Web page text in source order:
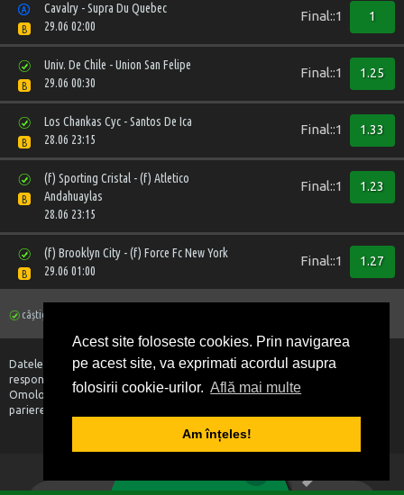
Acest site foloseste cookies. Prin navigarea
pe acest site, va exprimati acordul asupra
folosirii cookie-urilor. Află mai multe
Am înțeles!
B
Cavalry - Supra Du Quebec
29.06 02:00
Final::1 1
B
Univ. De Chile - Union San Felipe
29.06 00:30
Final::1 1.25
B
Los Chankas Cyc - Santos De Ica
28.06 23:15
Final::1 1.33
B
(f) Sporting Cristal - (f) Atletico
Andahuaylas
28.06 23:15
Final::1 1.23
B
(f) Brooklyn City - (f) Force Fc New York
29.06 01:00
Final::1 1.27
câștigător
Datele prezentate au caracter exclusiv informativ si nu implica
responsabilitate din partea Organizatorului.
Omologarea si plata biletelor sa va face conform regulamentului de
pariere.